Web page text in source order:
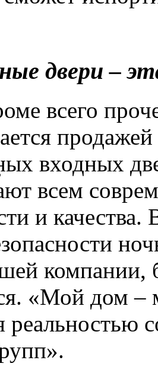
двери –
всего
входных
всем
и
компании,
«Мой дом –
реальностью